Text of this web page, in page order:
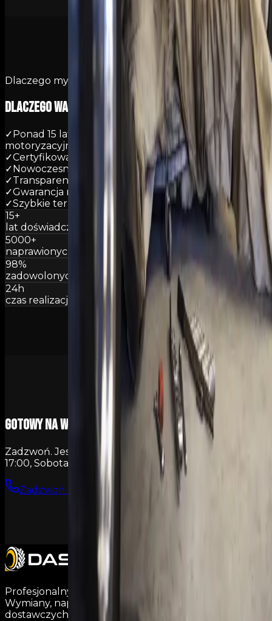
Dlaczego my
Dlaczego warto wybrać Dash?
✓Ponad 15 lat doświadczenia w branży
motoryzacyjnej
✓Certyfikowani mechanicy z wieloletnim stażem
✓Nowoczesny sprzęt diagnostyczny
✓Transparentne ceny – wycena przed naprawą
✓Gwarancja na wykonane usługi
✓Szybkie terminy realizacji
15+
lat doświadczenia
5000+
naprawionych aut
98%
zadowolonych klientów
24h
czas realizacji
Gotowy na wizytę?
Zadzwoń. Jesteśmy do Twojej dyspozycji Pn–Pt 9:00–
17:00, Sobota 9:00–14:00.
Zadzwoń: +48 570 900 190
Profesjonalny serwis wulkanizacyjny w Zabrzu.
Wymiany, naprawy i serwis opon dla aut osobowych,
dostawczych i ciężarowych.